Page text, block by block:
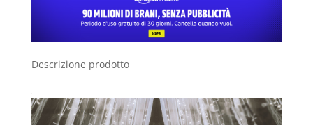
Descrizione prodotto